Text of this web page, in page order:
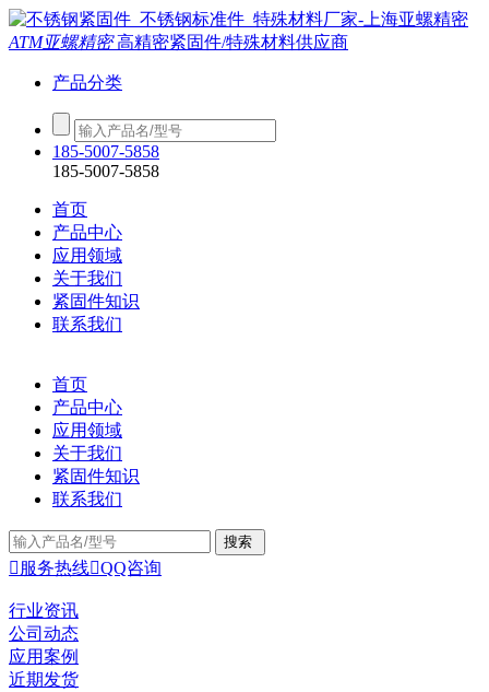
ATM亚螺精密高精密紧固件/特殊材料供应商
产品分类
185-5007-5858
185-5007-5858
首页
产品中心
应用领域
关于我们
紧固件知识
联系我们
首页
产品中心
应用领域
关于我们
紧固件知识
联系我们
 服务热线QQ咨询
行业资讯
公司动态
应用案例
近期发货